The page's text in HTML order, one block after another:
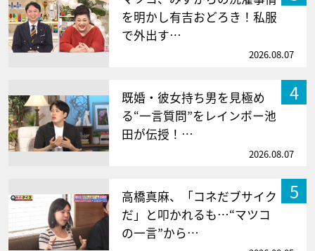
を明かし有吉おどろき！私服
で外出す…
2026.08.07
4
既婚・彼女持ち男を見極め
る“一言質問”をレインボー池
田が伝授！…
2026.08.07
5
高橋真麻、「コネだブサイク
だ」と叩かれるも…“マツコ
の一言”から…